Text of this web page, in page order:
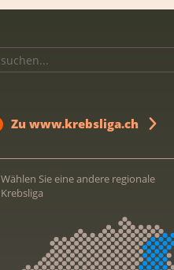
Zu www.krebsliga.ch
Wählen Sie eine andere regionale
Krebsliga